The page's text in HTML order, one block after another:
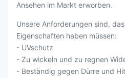
Ansehen im Markt erworben.
Unsere Anforderungen sind,
Eigenschaften haben müssen:
- UVschutz
- Zu wickeln und zu regnen
- Beständig gegen Dürre und